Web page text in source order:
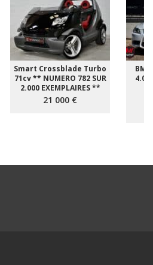
Smart Crossblade Turbo
71cv ** NUMERO 782 SUR
2.000 EXEMPLAIRES **
21 000 €
4.0i